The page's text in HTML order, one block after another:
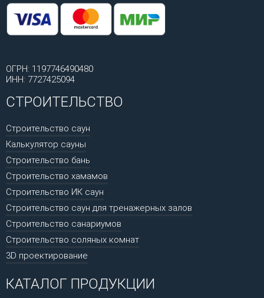
ОГРН: 1197746490480
ИНН: 7727425094
СТРОИТЕЛЬСТВО
Строительство саун
Калькулятор сауны
Строительство бань
Строительство хамамов
Строительство ИК саун
Строительство саун для тренажерных залов
Строительство санариумов
Строительство соляных комнат
3D проектирование
КАТАЛОГ ПРОДУКЦИИ